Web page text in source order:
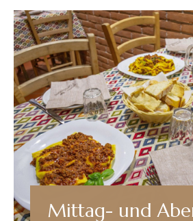
Mittag- und